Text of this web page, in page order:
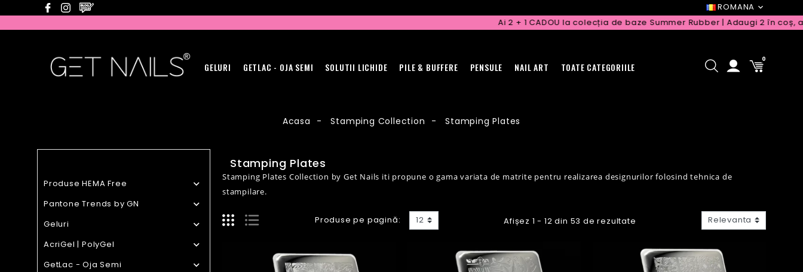
ROMANA
Ai 2 + 1 CADOU la colecția de baze Summer Rubber | Adaugi 2 în coș, a 3-a
GELURI GETLAC - OJA SEMI SOLUTII LICHIDE PILE & BUFFERE PENSULE NAIL ART TOATE CATEGORIILE
0
Acasa Stamping Collection Stamping Plates
Produse HEMA Free 
Pantone Trends by GN 
Geluri 
AcriGel | PolyGel 
GetLac - Oja Semi 
Stamping Plates
Stamping Plates Collection by Get Nails iti propune o gama variata de matrite pentru realizarea designurilor folosind tehnica de
stampilare.
Produse pe pagină: 12 Afișez 1 - 12 din 53 de rezultate Relevanta